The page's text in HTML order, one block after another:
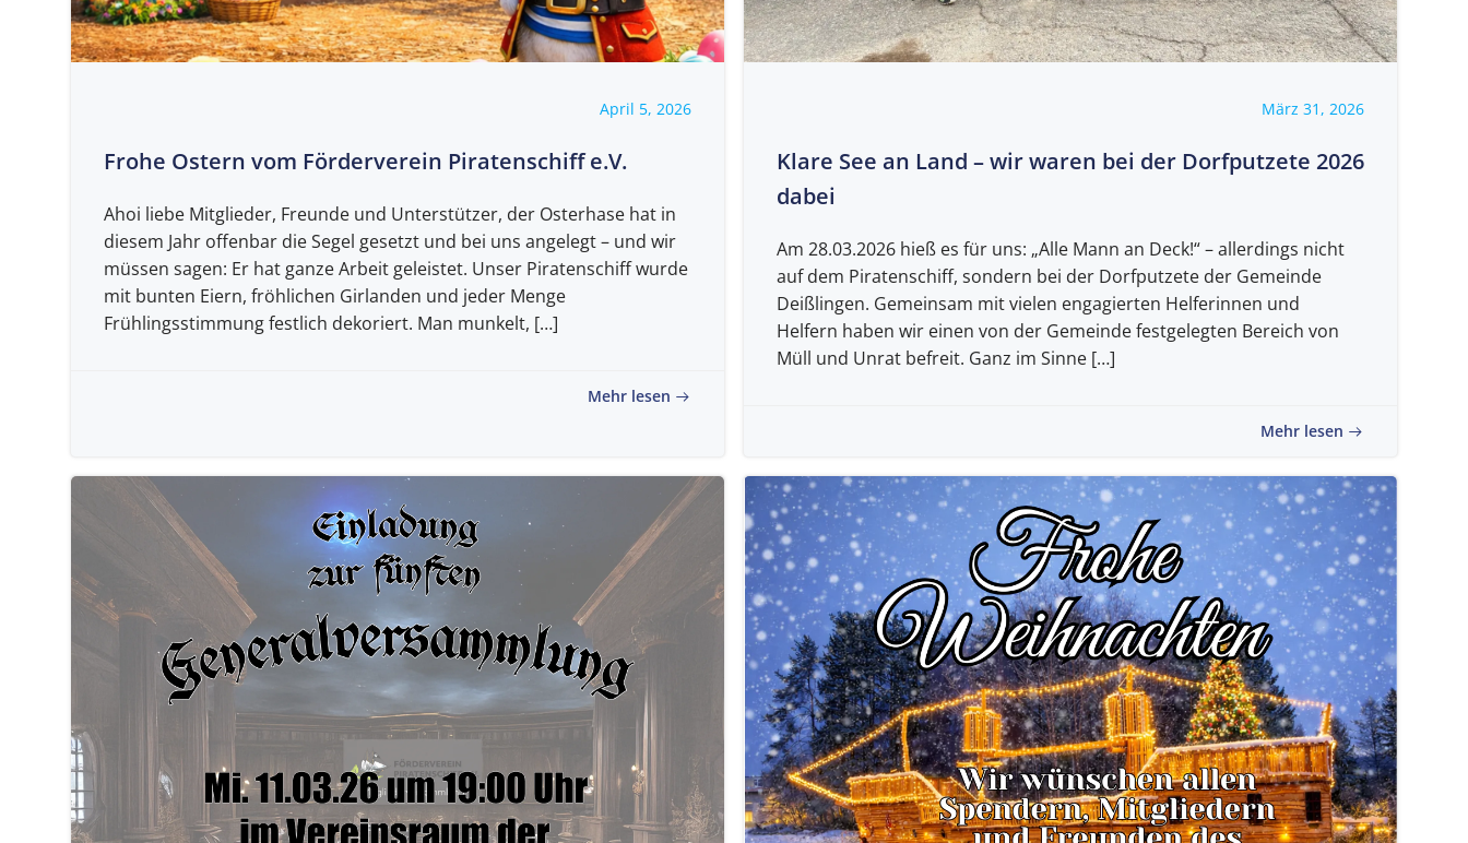
April 5, 2026
Frohe Ostern vom Förderverein Piratenschiff e.V.
Ahoi liebe Mitglieder, Freunde und Unterstützer, der Osterhase hat in
diesem Jahr offenbar die Segel gesetzt und bei uns angelegt – und wir
müssen sagen: Er hat ganze Arbeit geleistet. Unser Piratenschiff wurde
mit bunten Eiern, fröhlichen Girlanden und jeder Menge
Frühlingsstimmung festlich dekoriert. Man munkelt, […]
Mehr lesen
März 31, 2026
Klare See an Land – wir waren bei der Dorfputzete 2026
dabei
Am 28.03.2026 hieß es für uns: „Alle Mann an Deck!“ – allerdings nicht
auf dem Piratenschiff, sondern bei der Dorfputzete der Gemeinde
Deißlingen. Gemeinsam mit vielen engagierten Helferinnen und
Helfern haben wir einen von der Gemeinde festgelegten Bereich von
Müll und Unrat befreit. Ganz im Sinne […]
Mehr lesen